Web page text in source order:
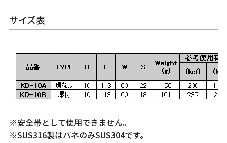
サイズ表
※安全帯として使用できません。
※SUS316製はバネのみSUS304です。